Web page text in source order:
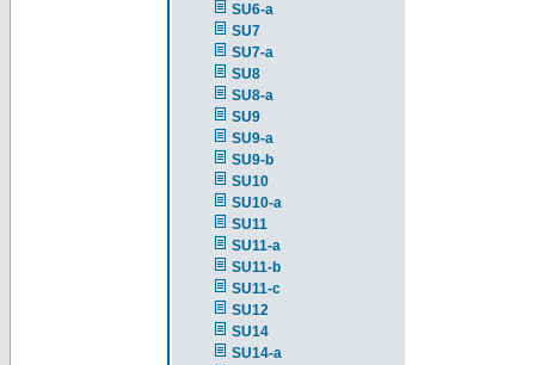
SU6-a
SU7
SU7-a
SU8
SU8-a
SU9
SU9-a
SU9-b
SU10
SU10-a
SU11
SU11-a
SU11-b
SU11-c
SU12
SU14
SU14-a